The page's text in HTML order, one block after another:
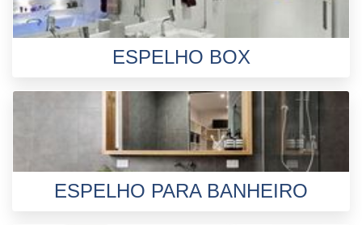
ESPELHO BOX
ESPELHO PARA BANHEIRO